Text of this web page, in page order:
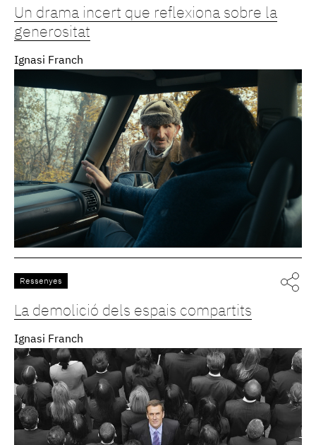
Un drama incert que reflexiona sobre la
generositat
Ignasi Franch
Ressenyes
La demolició dels espais compartits
Ignasi Franch